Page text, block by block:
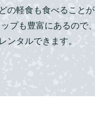
の軽食も食べること
プも豊富にあるので
ンタルできます。